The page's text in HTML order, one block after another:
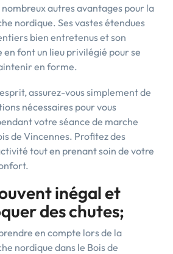
autres avantages pour la
nordique. Ses vastes étendues
bien entretenus et son
font un lieu privilégié pour se
en forme.
assurez-vous simplement de
nécessaires pour vous
votre séance de marche
de Vincennes. Profitez des
tout en prenant soin de votre
inégal et
des chutes;
en compte lors de la
nordique dans le Bois de